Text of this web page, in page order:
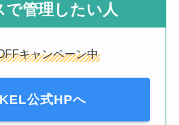
で管理したい人
キャンペーン中
公式HPへ